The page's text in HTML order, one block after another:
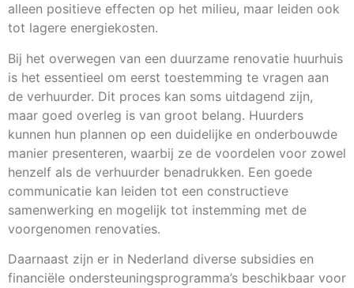
alleen positieve effecten op het milieu, maar leiden ook
tot lagere energiekosten.
Bij het overwegen van een duurzame renovatie huurhuis
is het essentieel om eerst toestemming te vragen aan
de verhuurder. Dit proces kan soms uitdagend zijn,
maar goed overleg is van groot belang. Huurders
kunnen hun plannen op een duidelijke en onderbouwde
manier presenteren, waarbij ze de voordelen voor zowel
henzelf als de verhuurder benadrukken. Een goede
communicatie kan leiden tot een constructieve
samenwerking en mogelijk tot instemming met de
voorgenomen renovaties.
Daarnaast zijn er in Nederland diverse subsidies en
financiële ondersteuningsprogramma’s beschikbaar voor